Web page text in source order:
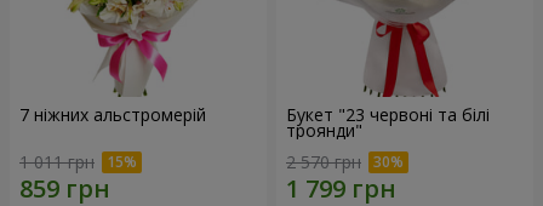
7 ніжних альстромерій
1 011 грн
Букет "23 червоні та білі
троянди"
2 570 грн